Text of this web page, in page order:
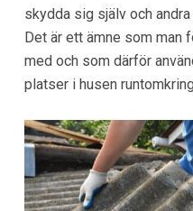
skydda sig själv och
Det är ett ämne som man
med och som därför
platser i husen